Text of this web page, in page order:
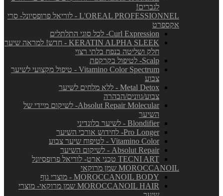
לגברים!
L'OREAL PROFESSIONNEL - לוריאל פרופסיונל- סרי
אקספרט
Curl Expression- לכל סוגי התלתלים
KERATIN ALPHA SLEEK - חדש! למראה שיער
חלק ושליטה בנפח בלתי רצוי
Scalp- לטיפול בקרקפת
Vitamino Color Spectrum - טיפול מקצועי לשיער
צבוע
Metal Detox - ללא מלחים לשיער
צבוע/גוונים/הבהרה
Absolut Repair Molecular- לשיקום מיידי של
השיער
Blondifier - לשיער בלונדיני
Pro Longer- לחידוש אורכי השיער
Vitamino Color - לטיפוח שיער צבוע
Absolut Repair - לשיקום השיער
TECNI ART טכני ארט- לוריאל פרופסיונל
MOROCCANOIL שמן מרוקאי
MOROCCANOIL BODY - מוצרי גוף
MOROCCANOIL HAIR שמן מרוקאי- מוצרי